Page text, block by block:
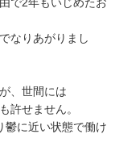
で2年もいじめたお
なりあがりまし
、世間には
許せません。
鬱に近い状態で働け